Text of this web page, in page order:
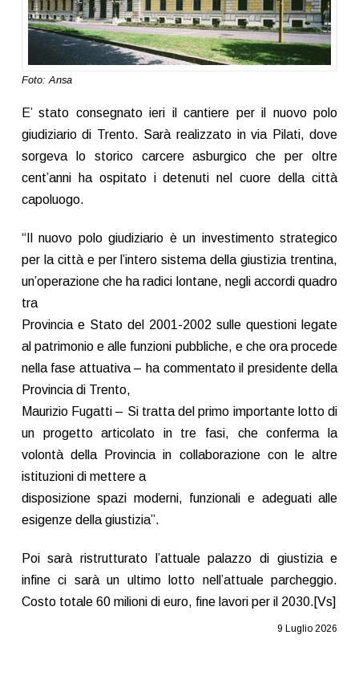
Foto: Ansa
E’ stato consegnato ieri il cantiere per il nuovo polo
giudiziario di Trento. Sarà realizzato in via Pilati, dove
sorgeva lo storico carcere asburgico che per oltre
cent’anni ha ospitato i detenuti nel cuore della città
capoluogo.
“Il nuovo polo giudiziario è un investimento strategico
per la città e per l’intero sistema della giustizia trentina,
un’operazione che ha radici lontane, negli accordi quadro
tra
Provincia e Stato del 2001-2002 sulle questioni legate
al patrimonio e alle funzioni pubbliche, e che ora procede
nella fase attuativa – ha commentato il presidente della
Provincia di Trento,
Maurizio Fugatti – Si tratta del primo importante lotto di
un progetto articolato in tre fasi, che conferma la
volontà della Provincia in collaborazione con le altre
istituzioni di mettere a
disposizione spazi moderni, funzionali e adeguati alle
esigenze della giustizia”.
Poi sarà ristrutturato l’attuale palazzo di giustizia e
infine ci sarà un ultimo lotto nell’attuale parcheggio.
Costo totale 60 milioni di euro, fine lavori per il 2030.[Vs]
9 Luglio 2026